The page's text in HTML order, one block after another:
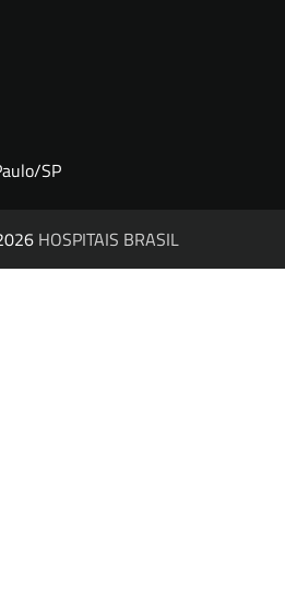
SP
HOSPITAIS BRASIL